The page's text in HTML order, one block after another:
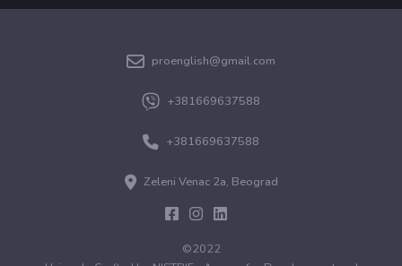
proenglish@gmail.com
+381669637588
+381669637588
Zeleni Venac 2a, Beograd
©2022